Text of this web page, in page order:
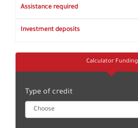
Assistance required
Investment deposits
Calculator Funding
Type of credit